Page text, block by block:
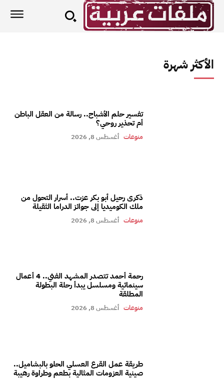
الأكثر شهرة
تفسير حلم الأشباح.. رسالة من العقل الباطن
أم تحذير روحي؟
منوعات أغسطس 8, 2026
ذكرى رحيل أبو بكر عزت.. أسرار التحول من
ملك الكوميديا إلى جوائز الدراما الثقيلة
منوعات أغسطس 8, 2026
رحمة أحمد تتصدر المشهد الفني.. 4 أعمال
سينمائية ومسلسل يبدأ رحلة البطولة
المطلقة
منوعات أغسطس 8, 2026
طريقة عمل القرع العسلي الحلو بالبشاميل..
صينية العزومات المثالية بطعم وطراوة رهيبة